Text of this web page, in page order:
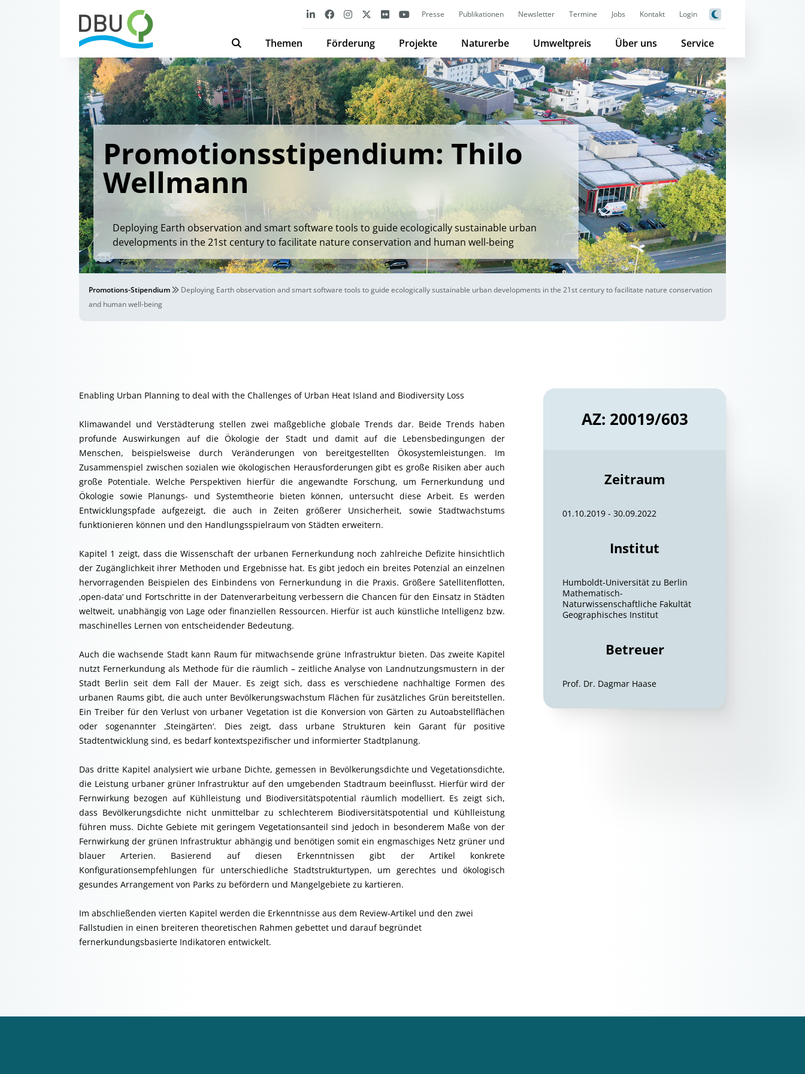
Presse Publikationen Newsletter Termine Jobs Kontakt Login
Themen Förderung Projekte Naturerbe Umweltpreis Über uns Service
Promotionsstipendium: Thilo
Wellmann
Deploying Earth observation and smart software tools to guide ecologically sustainable urban
developments in the 21st century to facilitate nature conservation and human well-being
Promotions-Stipendium
Deploying Earth observation and smart software tools to guide ecologically sustainable urban developments in the 21st century to facilitate nature conservation
and human well-being
Enabling Urban Planning to deal with the Challenges of Urban Heat Island and Biodiversity Loss
Klimawandel und Verstädterung stellen zwei maßgebliche globale Trends dar. Beide Trends haben
profunde Auswirkungen auf die Ökologie der Stadt und damit auf die Lebensbedingungen der
Menschen, beispielsweise durch Veränderungen von bereitgestellten Ökosystemleistungen. Im
Zusammenspiel zwischen sozialen wie ökologischen Herausforderungen gibt es große Risiken aber auch
große Potentiale. Welche Perspektiven hierfür die angewandte Forschung, um Fernerkundung und
Ökologie sowie Planungs- und Systemtheorie bieten können, untersucht diese Arbeit. Es werden
Entwicklungspfade aufgezeigt, die auch in Zeiten größerer Unsicherheit, sowie Stadtwachstums
funktionieren können und den Handlungsspielraum von Städten erweitern.
Kapitel 1 zeigt, dass die Wissenschaft der urbanen Fernerkundung noch zahlreiche Defizite hinsichtlich
der Zugänglichkeit ihrer Methoden und Ergebnisse hat. Es gibt jedoch ein breites Potenzial an einzelnen
hervorragenden Beispielen des Einbindens von Fernerkundung in die Praxis. Größere Satellitenflotten,
‚open-data‘ und Fortschritte in der Datenverarbeitung verbessern die Chancen für den Einsatz in Städten
weltweit, unabhängig von Lage oder finanziellen Ressourcen. Hierfür ist auch künstliche Intelligenz bzw.
maschinelles Lernen von entscheidender Bedeutung.
Auch die wachsende Stadt kann Raum für mitwachsende grüne Infrastruktur bieten. Das zweite Kapitel
nutzt Fernerkundung als Methode für die räumlich – zeitliche Analyse von Landnutzungsmustern in der
Stadt Berlin seit dem Fall der Mauer. Es zeigt sich, dass es verschiedene nachhaltige Formen des
urbanen Raums gibt, die auch unter Bevölkerungswachstum Flächen für zusätzliches Grün bereitstellen.
Ein Treiber für den Verlust von urbaner Vegetation ist die Konversion von Gärten zu Autoabstellflächen
oder sogenannter ‚Steingärten‘. Dies zeigt, dass urbane Strukturen kein Garant für positive
Stadtentwicklung sind, es bedarf kontextspezifischer und informierter Stadtplanung.
Das dritte Kapitel analysiert wie urbane Dichte, gemessen in Bevölkerungsdichte und Vegetationsdichte,
die Leistung urbaner grüner Infrastruktur auf den umgebenden Stadtraum beeinflusst. Hierfür wird der
Fernwirkung bezogen auf Kühlleistung und Biodiversitätspotential räumlich modelliert. Es zeigt sich,
dass Bevölkerungsdichte nicht unmittelbar zu schlechterem Biodiversitätspotential und Kühlleistung
führen muss. Dichte Gebiete mit geringem Vegetationsanteil sind jedoch in besonderem Maße von der
Fernwirkung der grünen Infrastruktur abhängig und benötigen somit ein engmaschiges Netz grüner und
blauer Arterien. Basierend auf diesen Erkenntnissen gibt der Artikel konkrete
Konfigurationsempfehlungen für unterschiedliche Stadtstrukturtypen, um gerechtes und ökologisch
gesundes Arrangement von Parks zu befördern und Mangelgebiete zu kartieren.
Im abschließenden vierten Kapitel werden die Erkenntnisse aus dem Review-Artikel und den zwei
Fallstudien in einen breiteren theoretischen Rahmen gebettet und darauf begründet
fernerkundungsbasierte Indikatoren entwickelt.
AZ: 20019/603
Zeitraum
01.10.2019 - 30.09.2022
Institut
Humboldt-Universität zu Berlin
Mathematisch-
Naturwissenschaftliche Fakultät
Geographisches Institut
Betreuer
Prof. Dr. Dagmar Haase